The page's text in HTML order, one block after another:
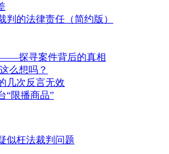
的法律责任（简约版）
——探寻案件背后的真相
么想吗？
几次反言无效
“限播商品”
似枉法裁判问题